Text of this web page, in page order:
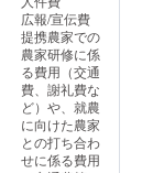
要」と
ご記入
くださ
い。 ⑤
農園の
ご案内
（希望
者様）
プログ
ラム実
書及び
弊団体
ホーム
ページ
に記載
しま
す。
（希望
者様）
※報告書
広報/宣伝費
提携農家での
農家研修に係
る費用（交通
費、謝礼費な
ど）や、就農
に向けた農家
との打ち合わ
せに係る費用